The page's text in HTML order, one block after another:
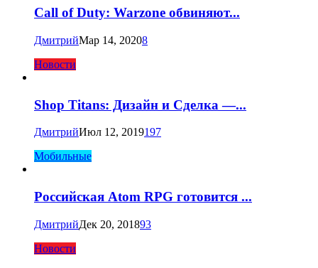
Call of Duty: Warzone обвиняют...
ДмитрийМар 14, 20208
Новости
Shop Titans: Дизайн и Сделка —...
ДмитрийИюл 12, 2019197
Мобильные
Российская Atom RPG готовится ...
ДмитрийДек 20, 201893
Новости